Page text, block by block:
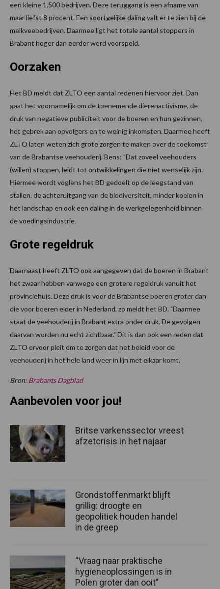
een kleine 1.500 bedrijven. Deze teruggang is een afname van
maar liefst 8 procent. Een soortgelijke daling valt er te zien bij de
melkveebedrijven. Daarmee ligt het totale aantal stoppers in
Brabant hoger dan eerder werd voorspeld.
Oorzaken
Het BD meldt dat ZLTO een aantal redenen hiervoor ziet. Dan
gaat het voornamelijk om de toenemende dierenactivisme, de
druk van negatieve publiciteit voor de boeren en hun gezinnen,
het gebrek aan opvolgers en te weinig inkomsten. Daarmee heeft
ZLTO laten weten zich grote zorgen te maken over de toekomst
van de Brabantse veehouderij. Bens: "Dat zoveel veehouders
(willen) stoppen, leidt tot ontwikkelingen die niet wenselijk zijn.
Hiermee wordt voglens het BD gedoelt op de leegstand van
stallen, de achteruitgang van de biodiversiteit, minder koeien in
het landschap en ook een daling in de werkgelegenheid binnen
de voedingsindustrie.
Grote regeldruk
Daarnaast heeft ZLTO ook aangegeven dat de boeren in Brabant
het zwaar hebben vanwege een grotere regeldruk vanuit het
provinciehuis. Deze druk is voor de Brabantse boeren groter dan
die voor boeren elder in Nederland, zo meldt het BD. "Daarmee
staat de veehouderij in Brabant extra onder druk. De gevolgen
daarvan worden nu echt zichtbaar." Dit is dan ook een reden dat
ZLTO ervoor pleit om te zorgen dat het beleid voor de
veehouderij in het hele land weer in lijn met elkaar komt.
Bron: Brabants Dagblad
Aanbevolen voor jou!
Britse varkenssector vreest
afzetcrisis in het najaar
Grondstoffenmarkt blijft
grillig: droogte en
geopolitiek houden handel
in de greep
“Vraag naar praktische
hygieneoplossingen is in
Polen groter dan ooit”